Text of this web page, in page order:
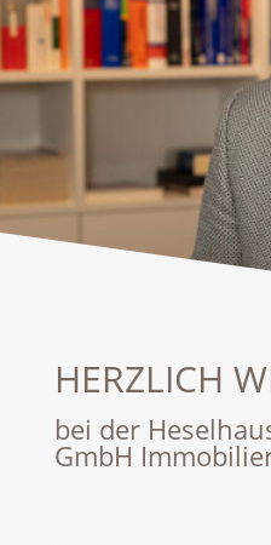
HERZLICH
bei der
GmbH